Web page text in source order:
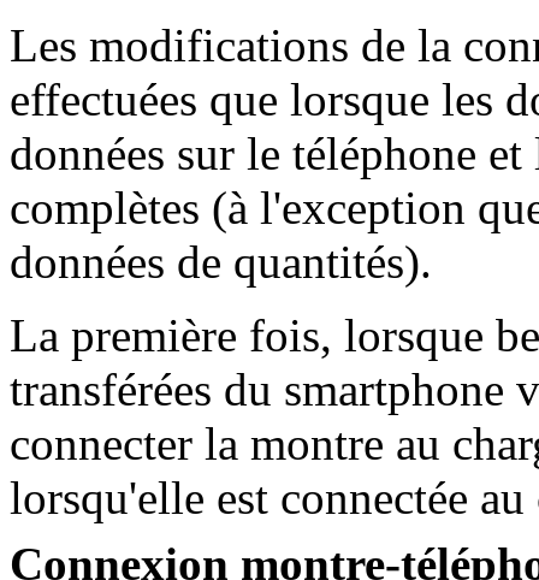
Les modifications de la
effectuées que lorsque les
données sur le téléphone
complètes (à l'exception
données de quantités).
La première fois, lorsque
transférées du smartphone
connecter la montre au
lorsqu'elle est connectée au
Connexion montre-